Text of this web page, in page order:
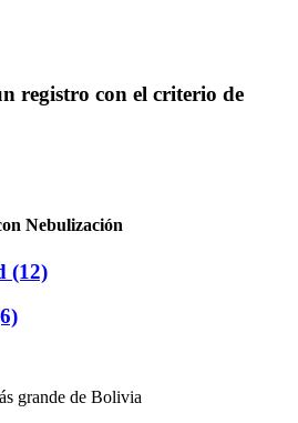
registro con el criterio de
Nebulización
(12)
grande de Bolivia